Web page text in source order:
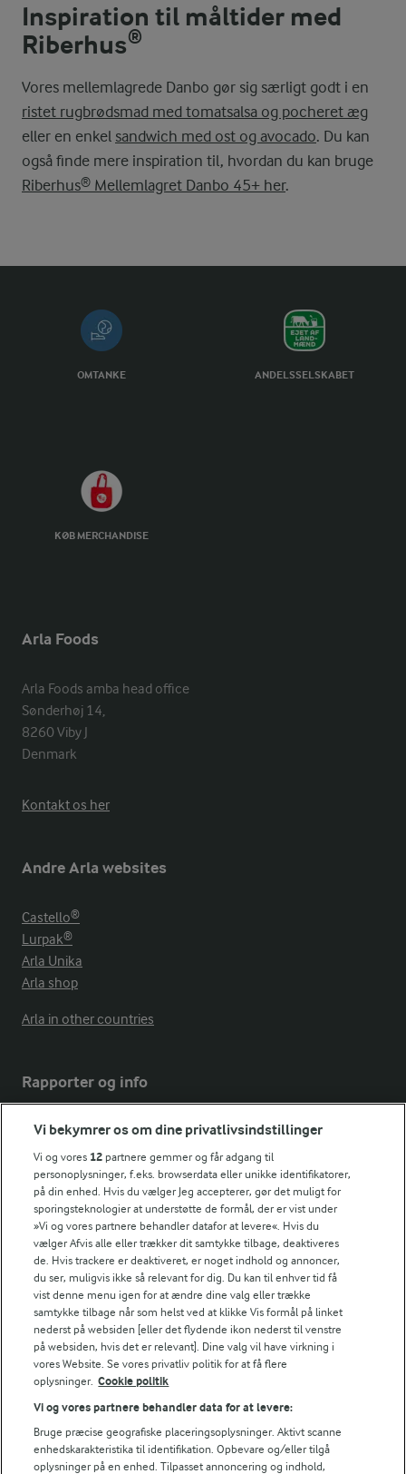
Inspiration til måltider med
Riberhus®
Vores mellemlagrede Danbo gør sig særligt godt i en
ristet rugbrødsmad med tomatsalsa og pocheret æg
eller en enkel sandwich med ost og avocado. Du kan
også finde mere inspiration til, hvordan du kan bruge
Riberhus® Mellemlagret Danbo 45+ her.
OMTANKE ANDELSSELSKABET
KØB MERCHANDISE
Arla Foods
Arla Foods amba head office
Sønderhøj 14,
8260 Viby J
Denmark
Kontakt os her
Andre Arla websites
Castello®
Lurpak®
Arla Unika
Arla shop
Arla in other countries
Rapporter og info
Årsrapport
FarmAhead™ Check rapport
Andelshaverinfo: Mælkepris
Fødevarestyrelsens smiley-rapporter for Arla Foods
Fødevarestyrelsens smiley-rapporter for Jörd
Fødevarestyrelsens smiley-rapporter for Lurpak PB
Følg
Vi bekymrer os om dine privatlivsindstillinger
Vi og vores 12 partnere gemmer og får adgang til
personoplysninger, f.eks. browserdata eller unikke identifikatorer,
på din enhed. Hvis du vælger Jeg accepterer, gør det muligt for
sporingsteknologier at understøtte de formål, der er vist under
»Vi og vores partnere behandler datafor at levere«. Hvis du
vælger Afvis alle eller trækker dit samtykke tilbage, deaktiveres
de. Hvis trackere er deaktiveret, er noget indhold og annoncer,
du ser, muligvis ikke så relevant for dig. Du kan til enhver tid få
vist denne menu igen for at ændre dine valg eller trække
samtykke tilbage når som helst ved at klikke Vis formål på linket
nederst på websiden [eller det flydende ikon nederst til venstre
på websiden, hvis det er relevant]. Dine valg vil have virkning i
vores Website. Se vores privatliv politik for at få flere
oplysninger. Cookie politik
Vi og vores partnere behandler data for at levere:
Bruge præcise geografiske placeringsoplysninger. Aktivt scanne
enhedskarakteristika til identifikation. Opbevare og/eller tilgå
oplysninger på en enhed. Tilpasset annoncering og indhold,